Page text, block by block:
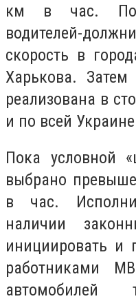
км в час.
водителей-
скорость в
Харькова.
реализована в
и по всей
Пока условной
выбрано
в час.
наличии
инициировать и
работниками
автомобилей